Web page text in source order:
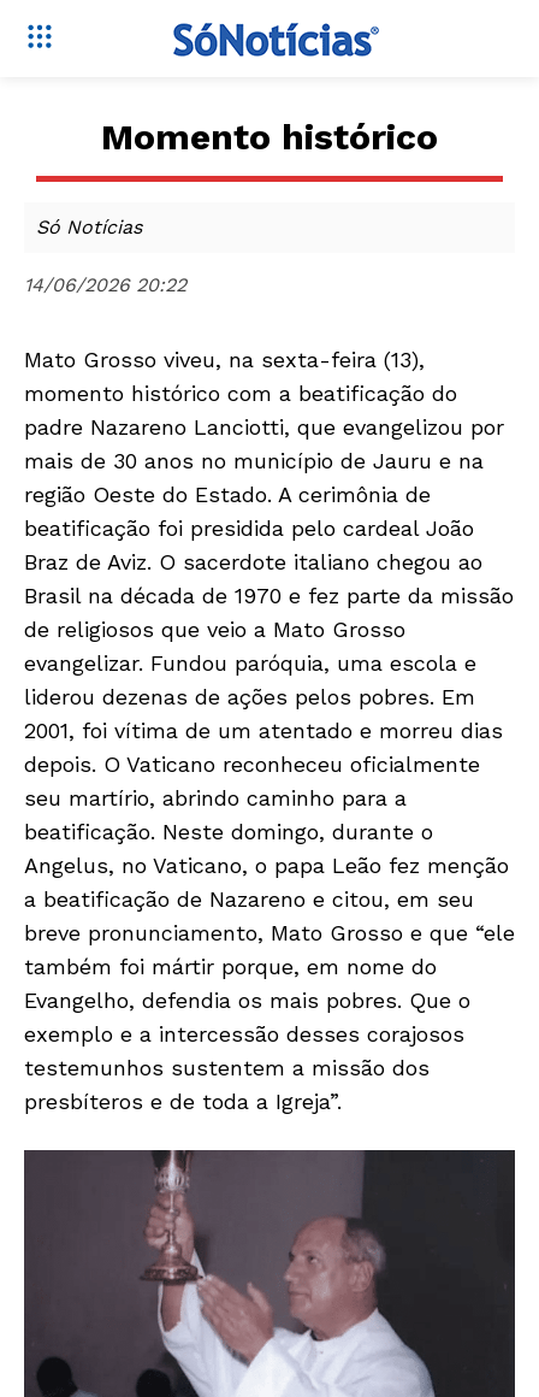
Só Notícias
JUNTE-SE NO WHATSAPP
Momento histórico
Só Notícias
14/06/2026 20:22
Mato Grosso viveu, na sexta-feira (13),
momento histórico com a beatificação do
padre Nazareno Lanciotti, que evangelizou por
mais de 30 anos no município de Jauru e na
região Oeste do Estado. A cerimônia de
beatificação foi presidida pelo cardeal João
Braz de Aviz. O sacerdote italiano chegou ao
Brasil na década de 1970 e fez parte da missão
de religiosos que veio a Mato Grosso
evangelizar. Fundou paróquia, uma escola e
liderou dezenas de ações pelos pobres. Em
2001, foi vítima de um atentado e morreu dias
depois. O Vaticano reconheceu oficialmente
seu martírio, abrindo caminho para a
beatificação. Neste domingo, durante o
Angelus, no Vaticano, o papa Leão fez menção
a beatificação de Nazareno e citou, em seu
breve pronunciamento, Mato Grosso e que “ele
também foi mártir porque, em nome do
Evangelho, defendia os mais pobres. Que o
exemplo e a intercessão desses corajosos
testemunhos sustentem a missão dos
presbíteros e de toda a Igreja”.